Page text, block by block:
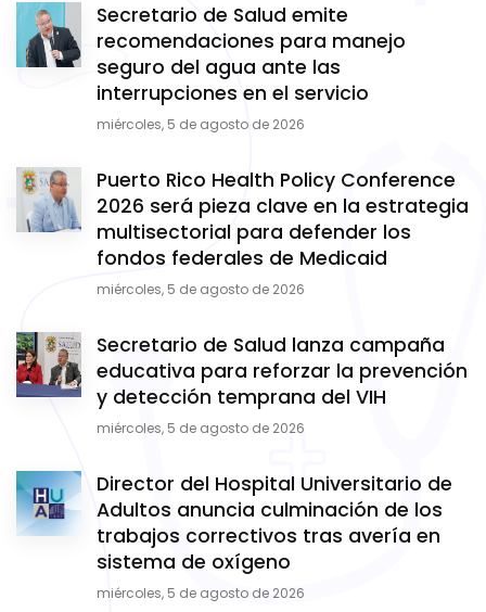
Secretario de Salud emite
recomendaciones para manejo
seguro del agua ante las
interrupciones en el servicio
miércoles, 5 de agosto de 2026
Puerto Rico Health Policy Conference
2026 será pieza clave en la estrategia
multisectorial para defender los
fondos federales de Medicaid
miércoles, 5 de agosto de 2026
Secretario de Salud lanza campaña
educativa para reforzar la prevención
y detección temprana del VIH
miércoles, 5 de agosto de 2026
Director del Hospital Universitario de
Adultos anuncia culminación de los
trabajos correctivos tras avería en
sistema de oxígeno
miércoles, 5 de agosto de 2026